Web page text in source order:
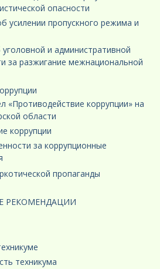
опасности
усилении пропускного режима и
и административной
за разжигание межнациональной
«Противодействие коррупции» на
области
коррупции
за коррупционные
пропаганды
РЕКОМЕНДАЦИИ
техникума